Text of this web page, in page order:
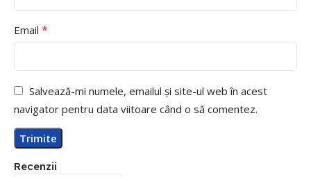
Recenzii
Email *
Salvează-mi numele, emailul și site-ul web în acest
navigator pentru data viitoare când o să comentez.